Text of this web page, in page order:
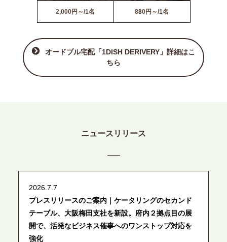
2,000円～/1名 880円～/1名
オードブル宅配「1DISH DERIVERY」詳細はこ
ちら
ニュースリリース
2026.7.7
プレスリリースのご案内｜ケータリングのセカンド
テーブル、大阪梅田支社を新設。府内２拠点目の展
開で、活発なビジネス催事へのワンストップ対応を
強化